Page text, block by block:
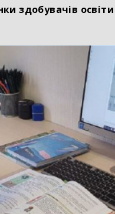
здобувачів